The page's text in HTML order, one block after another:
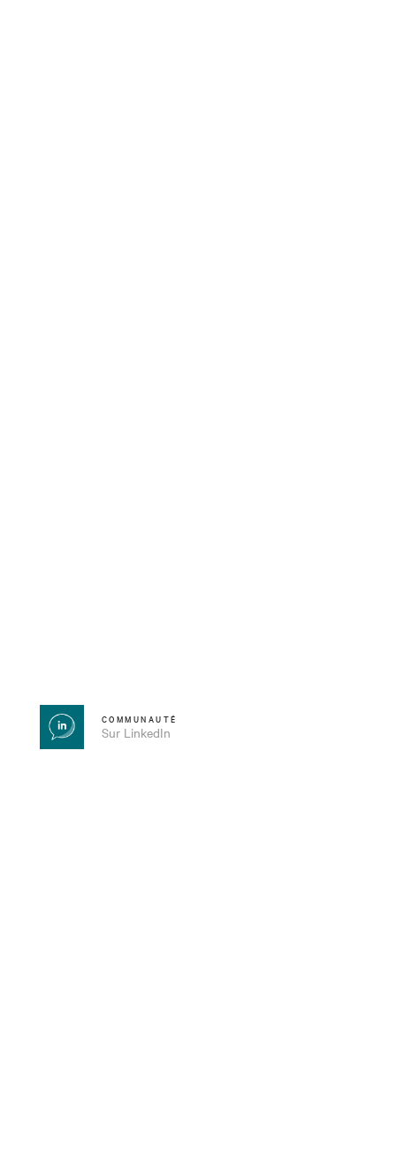
COMMUNAUTÉ
Sur LinkedIn